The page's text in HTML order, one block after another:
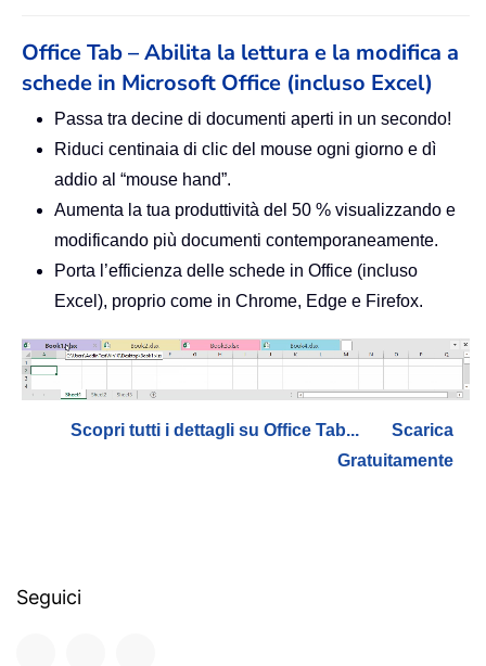
Office Tab – Abilita la lettura e la modifica a
schede in Microsoft Office (incluso Excel)
Passa tra decine di documenti aperti in un secondo!
Riduci centinaia di clic del mouse ogni giorno e dì
addio al “mouse hand”.
Aumenta la tua produttività del 50 % visualizzando e
modificando più documenti contemporaneamente.
Porta l’efficienza delle schede in Office (incluso
Excel), proprio come in Chrome, Edge e Firefox.
Scopri tutti i dettagli su Office Tab...
Scarica
Gratuitamente
Seguici